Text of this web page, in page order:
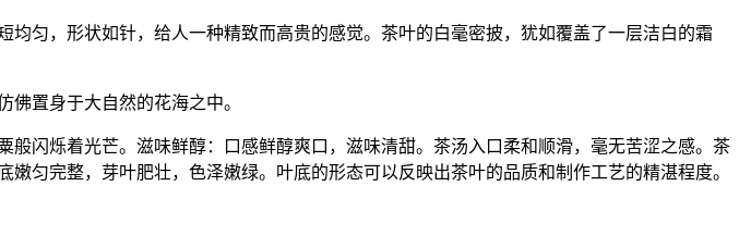
匀，形状如针，给人一种精致而高贵的感觉。茶叶的白毫密披，犹如覆盖了一层洁白的霜
置身于大自然的花海之中。
般闪烁着光芒。滋味鲜醇：口感鲜醇爽口，滋味清甜。茶汤入口柔和顺滑，毫无苦涩之感。茶
嫩匀完整，芽叶肥壮，色泽嫩绿。叶底的形态可以反映出茶叶的品质和制作工艺的精湛程度。